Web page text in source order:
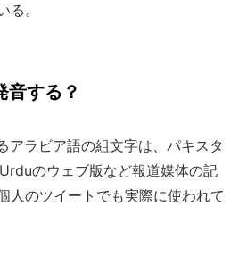
る。
音する？
アラビア語の組文字は、パキスタ
のウェブ版など報道媒体の記
人のツイートでも実際に使われて